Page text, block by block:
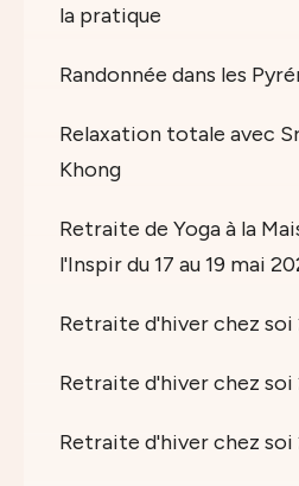
la pratique
Randonnée dans les
Relaxation totale avec
Khong
Retraite de Yoga à la
l'Inspir du 17 au 19 mai
Retraite d'hiver chez soi
Retraite d'hiver chez soi
Retraite d'hiver chez soi